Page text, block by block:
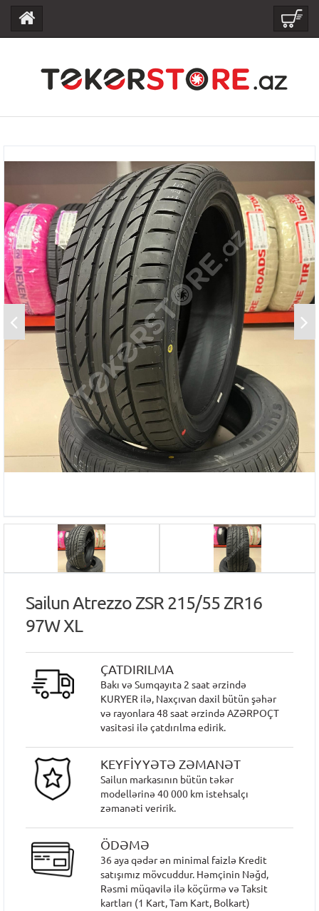
Sailun Atrezzo ZSR 215/55 ZR16
97W XL
ÇATDIRILMA
Bakı və Sumqayıta 2 saat ərzində
KURYER ilə, Naxçıvan daxil bütün şəhər
və rayonlara 48 saat ərzində AZƏRPOÇT
vasitəsi ilə çatdırılma edirik.
KEYFİYYƏTƏ ZƏMANƏT
Sailun markasının bütün təkər
modellərinə 40 000 km istehsalçı
zəmanəti veririk.
ÖDƏMƏ
36 aya qədər ən minimal faizlə Kredit
satışımız mövcuddur. Həmçinin Nəğd,
Rəsmi müqavilə ilə köçürmə və Taksit
kartları (1 Kart, Tam Kart, Bolkart)